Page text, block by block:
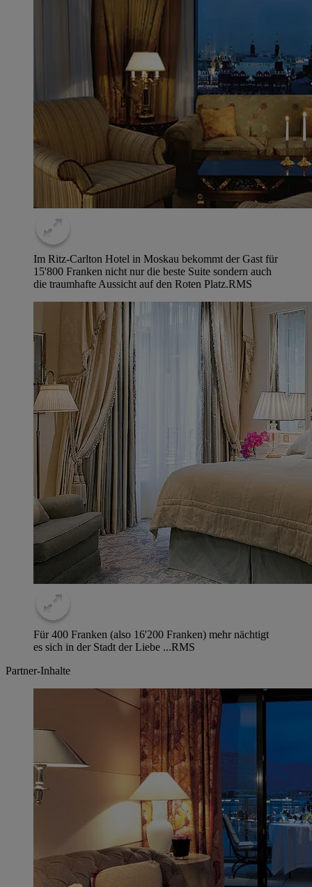
Im Ritz-Carlton Hotel in Moskau bekommt der Gast für
15'800 Franken nicht nur die beste Suite sondern auch
die traumhafte Aussicht auf den Roten Platz.RMS
Für 400 Franken (also 16'200 Franken) mehr nächtigt
es sich in der Stadt der Liebe ...RMS
Partner-Inhalte